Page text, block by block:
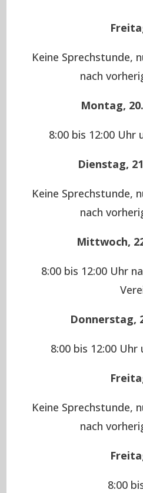
Keine Sprechstunde,
nach
Montag,
8:00 bis 12:00 Uhr
Dienstag,
Keine Sprechstunde,
nach
Mittwoch,
8:00 bis 12:00 Uhr
Donnerstag,
8:00 bis 12:00 Uhr
Keine Sprechstunde,
nach
8:00